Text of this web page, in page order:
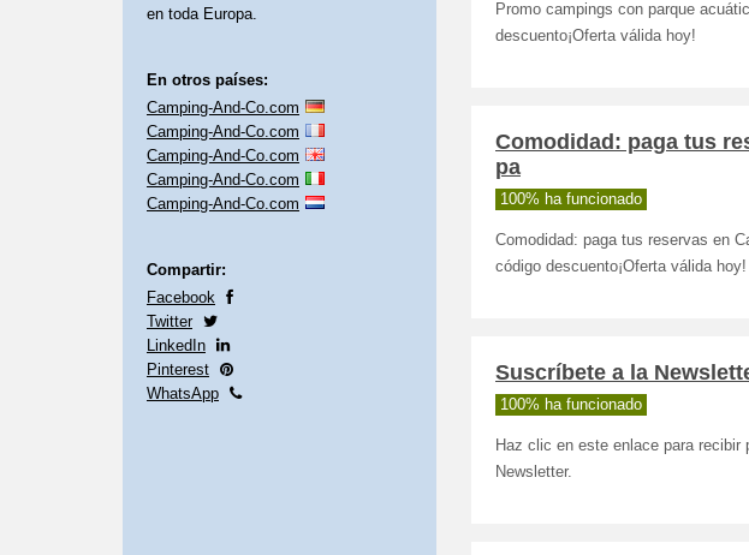
en toda Europa.
En otros países:
Camping-And-Co.com
Camping-And-Co.com
Camping-And-Co.com
Camping-And-Co.com
Camping-And-Co.com
Compartir:
Facebook
Twitter
LinkedIn
Pinterest
WhatsApp
Promo campings con parque
descuento¡Oferta válida hoy!
Comodidad: paga tus
pa
100% ha funcionado
Comodidad: paga tus reservas en
código descuento¡Oferta válida hoy!
Suscríbete a la
100% ha funcionado
Haz clic en este enlace para
Newsletter.